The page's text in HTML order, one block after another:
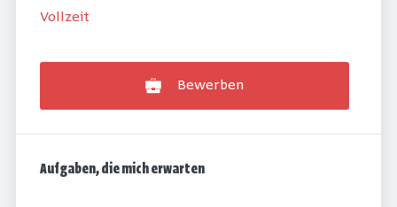
Vollzeit
Bewerben
Aufgaben, die mich erwarten